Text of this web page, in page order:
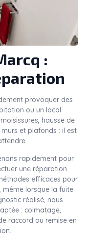
:
provoquer des
ou un local
hausse de
et plafonds : il est
rapidement pour
une réparation
efficaces pour
même lorsque la fuite
réalisé, nous
: colmatage,
raccord ou remise en